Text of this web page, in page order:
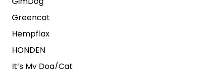
Greencat
Hempflax
HONDEN
It’s My Dog/Cat